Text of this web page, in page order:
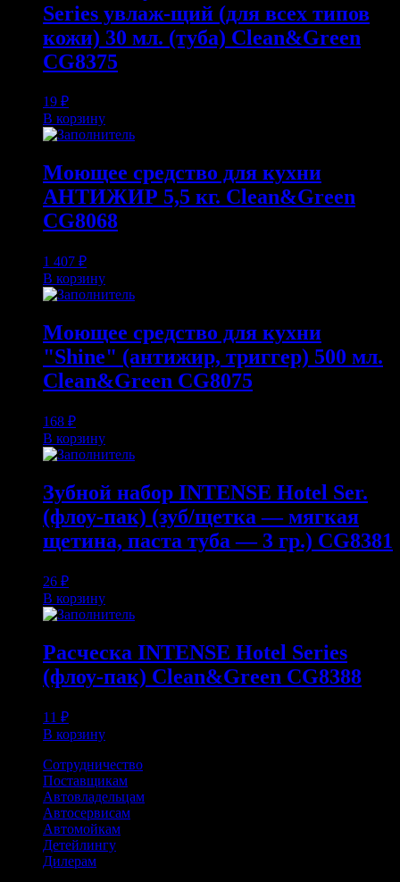
Series увлаж-щий (для всех типов
кожи) 30 мл. (туба) Clean&Green
CG8375
19 ₽
В корзину
Моющее средство для кухни
АНТИЖИР 5,5 кг. Clean&Green
CG8068
1 407 ₽
В корзину
Моющее средство для кухни
"Shine" (антижир, триггер) 500 мл.
Clean&Green CG8075
168 ₽
В корзину
Зубной набор INTENSE Hotel Ser.
(флоу-пак) (зуб/щетка — мягкая
щетина, паста туба — 3 гр.) CG8381
26 ₽
В корзину
Расческа INTENSE Hotel Series
(флоу-пак) Clean&Green CG8388
11 ₽
В корзину
Сотрудничество
Поставщикам
Автовладельцам
Автосервисам
Автомойкам
Детейлингу
Дилерам